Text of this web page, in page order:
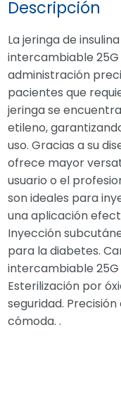
Descripción
La jeringa de
intercambiable
administración
pacientes que
jeringa se
etileno,
uso. Gracias a su
ofrece mayor
usuario o el
son ideales para
una aplicación
Inyección
para la diabetes.
intercambiable
Esterilización por
seguridad.
cómoda. .